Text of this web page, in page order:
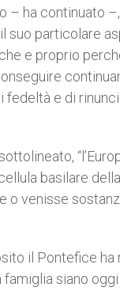
– ha continuato
il suo particolare
e proprio
fedeltà e di
basilare
o venisse
il Pontefice ha
famiglia siano